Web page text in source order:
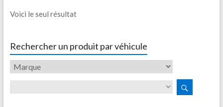
Voici le seul résultat
Rechercher un produit par véhicule